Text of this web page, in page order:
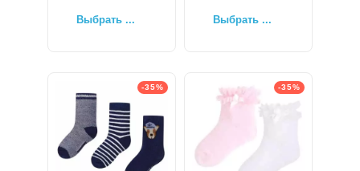
Выбрать ... Выбрать ...
-35% -35%